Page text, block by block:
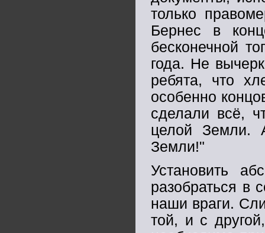
только
Бернес в
бесконечной
года. Не
ребята, что
особенно
сделали всё,
целой Земли.
Земли!"
Установить
разобраться в
наши враги.
той, и с